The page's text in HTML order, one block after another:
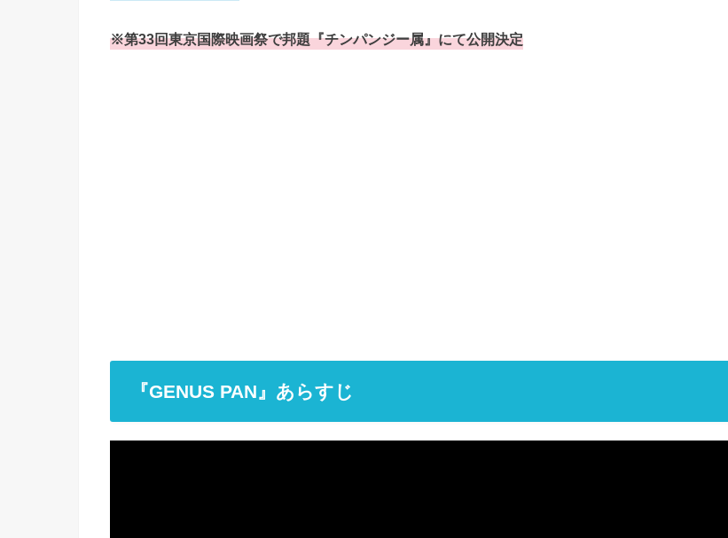
※第33回東京国際映画祭で邦題『チンパンジー属』にて公開決定
『GENUS PAN』あらすじ